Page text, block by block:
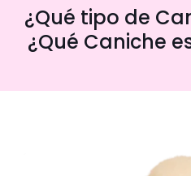
¿Qué tipo de
¿Qué Caniche